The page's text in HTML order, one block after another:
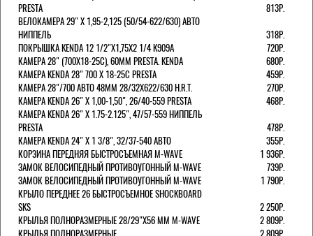
PRESTA
813Р.
ВЕЛОКАМЕРА 29" X 1,95-2,125 (50/54-622/630) АВТО
НИППЕЛЬ
318Р.
ПОКРЫШКА KENDA 12 1/2"Х1,75X2 1/4 K909A
720Р.
КАМЕРА 28" (700Х18-25С), 60ММ PRESTA. KENDA
680Р.
КАМЕРА KENDA 28" 700 Х 18-25С PRESTA
459Р.
КАМЕРА 28"/700 АВТО 48ММ 28/32Х622/630 H.R.T.
270Р.
КАМЕРА KENDA 26" Х 1,00-1,50", 26/40-559 PRESTA
468Р.
КАМЕРА KENDA 26" Х 1.75-2.125", 47/57-559 НИППЕЛЬ
PRESTA
478Р.
КАМЕРА KENDA 24" Х 1 3/8", 32/37-540 АВТО
355Р.
КОРЗИНА ПЕРЕДНЯЯ БЫСТРОСЪЕМНАЯ M-WAVE
1 936Р.
ЗАМОК ВЕЛОСИПЕДНЫЙ ПРОТИВОУГОННЫЙ M-WAVE
739Р.
ЗАМОК ВЕЛОСИПЕДНЫЙ ПРОТИВОУГОННЫЙ M-WAVE
1 790Р.
КРЫЛО ПЕРЕДНЕЕ 26 БЫСТРОСЪЕМНОЕ SHOCKBOARD
SKS
2 250Р.
КРЫЛЬЯ ПОЛНОРАЗМЕРНЫЕ 28/29"Х56 ММ M-WAVE
2 809Р.
КРЫЛЬЯ ПОЛНОРАЗМЕРНЫЕ
2 809Р.